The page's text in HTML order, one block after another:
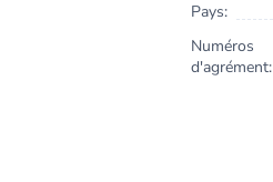
Pays:
Numéros
d'agrément: